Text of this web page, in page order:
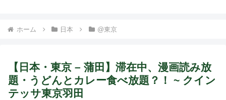
ホーム 日本 @東京
【日本・東京 – 蒲田】滞在中、漫画読み放
題・うどんとカレー食べ放題？！ ~ クイン
テッサ東京羽田